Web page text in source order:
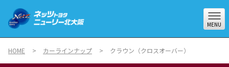
MENU
HOME カーラインナップ クラウン（クロスオーバー）